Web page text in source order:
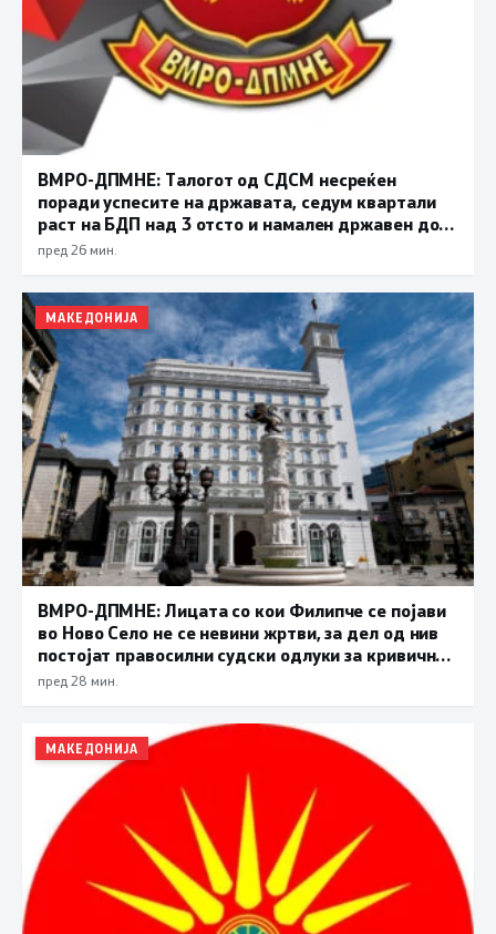
ВМРО-ДПМНЕ: Талогот од СДСМ несреќен
поради успесите на државата, седум квартали
раст на БДП над 3 отсто и намален државен долг
се показатели за економска стабилност
пред 26 мин.
МАКЕДОНИЈА
ВМРО-ДПМНЕ: Лицата со кои Филипче се појави
во Ново Село не се невини жртви, за дел од нив
постојат правосилни судски одлуки за кривични
дела
пред 28 мин.
МАКЕДОНИЈА